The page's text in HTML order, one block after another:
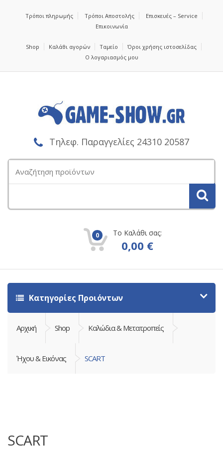
Τρόποι πληρωμής Τρόποι Αποστολής
Επισκευές – Service
Επικοινωνία
Shop Καλάθι αγορών Ταμείο
Όροι χρήσης ιστοσελίδας
Ο λογαριασμός μου
Τηλεφ. Παραγγελίες 24310 20587
για:
0 Το Καλάθι σας:
0,00 €
Κατηγορίες Προιόντων
Αρχική Shop Καλώδια & Μετατροπείς
Ήχου & Εικόνας SCART
SCART